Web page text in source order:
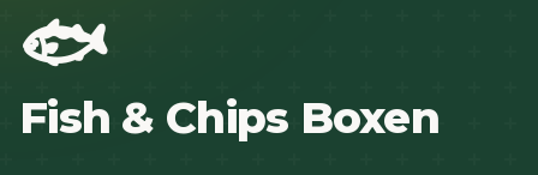
🐟
Fish & Chips Boxen